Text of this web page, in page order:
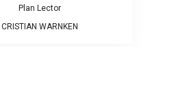
Plan Lector
CRISTIAN WARNKEN